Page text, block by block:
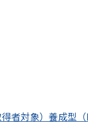
者対象）養成型